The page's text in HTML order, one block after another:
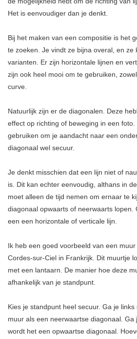
Het is eenvoudiger dan je denkt.
Bij het maken van een compositie is het
te zoeken. Je vindt ze bijna overal, en ze
varianten. Er zijn horizontale lijnen en
zijn ook heel mooi om te gebruiken,
curve.
Natuurlijk zijn er de diagonalen. Deze
effect op richting of beweging in een
gebruiken om je aandacht naar een
diagonaal wel secuur.
Je denkt misschien dat een lijn niet of
is. Dit kan echter eenvoudig, althans in
moet alleen de tijd nemen om ernaar te
diagonaal opwaarts of neerwaarts lopen.
een een horizontale of verticale lijn.
Ik heb een goed voorbeeld van een
Cordes-sur-Ciel in Frankrijk. Dit muurtje
met een lantaarn. De manier hoe deze
afhankelijk van je standpunt.
Kies je standpunt heel secuur. Ga je
muur als een neerwaartse diagonaal. Ga
wordt het een opwaartse diagonaal.